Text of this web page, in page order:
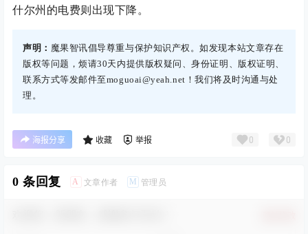
什尔州的电费则出现下降。
声明： 魔果智讯倡导尊重与保护知识产权。如发现本站文章存在
版权等问题，烦请30天内提供版权疑问、身份证明、版权证明、
联系方式等发邮件至moguoai@yeah.net！我们将及时沟通与处
理。
海报分享 收藏 举报 0 0
0 条回复 A 文章作者 M 管理员